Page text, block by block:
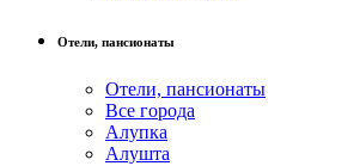
Отели, пансионаты
Отели, пансионаты
Все города
Алупка
Алушта